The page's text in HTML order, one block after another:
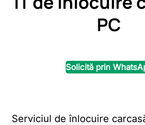
PC
Solicită prin
Serviciul de înlocuire